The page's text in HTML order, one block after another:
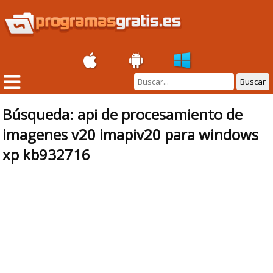
Buscar
Búsqueda: api de procesamiento de
imagenes v20 imapiv20 para windows
xp kb932716